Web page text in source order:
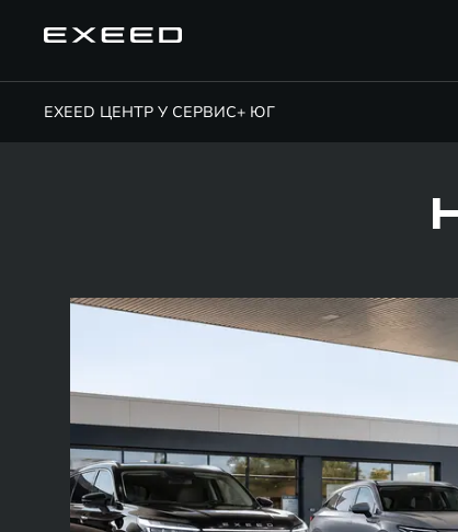
EXEED ЦЕНТР У СЕРВИС+ ЮГ